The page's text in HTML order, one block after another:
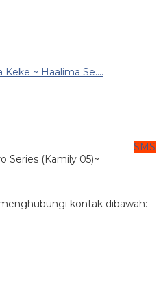
~ Haalima Se....
SMS
Series (Kamily 05)~
kontak dibawah: